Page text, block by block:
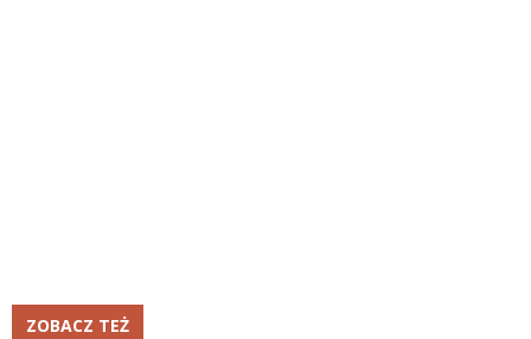
ZOBACZ TEŻ